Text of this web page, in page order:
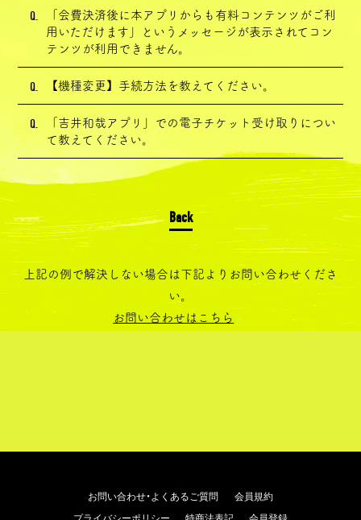
Q.
「会費決済後に本アプリからも有料コンテンツがご利
用いただけます」というメッセージが表示されてコン
テンツが利用できません。
Q. 【機種変更】手続方法を教えてください。
Q.
「吉井和哉アプリ」での電子チケット受け取りについ
て教えてください。
上記の例で解決しない場合は下記よりお問い合わせくださ
い。
お問い合わせはこちら
お問い合わせ・よくあるご質問
会員規約